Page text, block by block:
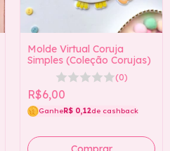
Molde Virtual Coruja
Simples (Coleção Corujas)
(0)
R$6,00
GanheR$ 0,12de cashback